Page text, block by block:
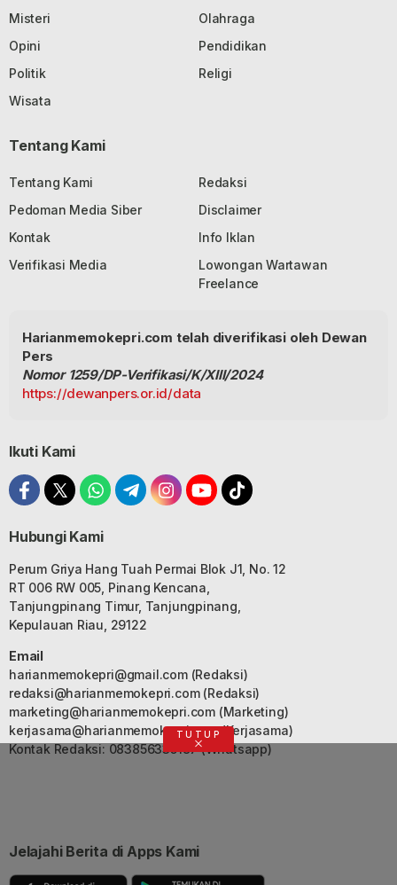
Misteri
Olahraga
Opini
Pendidikan
Politik
Religi
Wisata
Tentang Kami
Tentang Kami
Redaksi
Pedoman Media Siber
Disclaimer
Kontak
Info Iklan
Verifikasi Media
Lowongan Wartawan
Freelance
Harianmemokepri.com telah diverifikasi oleh Dewan
Pers
Nomor 1259/DP-Verifikasi/K/XIII/2024
https://dewanpers.or.id/data
Ikuti Kami
Hubungi Kami
Perum Griya Hang Tuah Permai Blok J1, No. 12
RT 006 RW 005, Pinang Kencana,
Tanjungpinang Timur, Tanjungpinang,
Kepulauan Riau, 29122
Email
harianmemokepri@gmail.com(Redaksi)
redaksi@harianmemokepri.com(Redaksi)
marketing@harianmemokepri.com(Marketing)
kerjasama@harianmemokepri.com(Kerjasama)
Kontak Redaksi: 083856335187 (Whatsapp)
Jelajahi Berita di Apps Kami
TUTUP